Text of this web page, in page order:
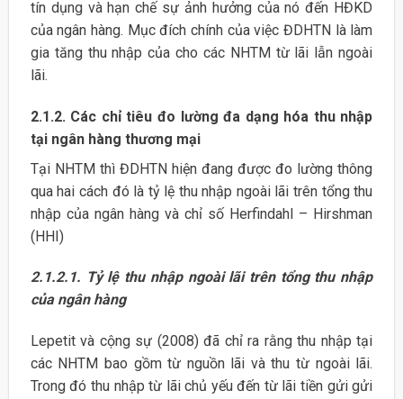
tín dụng và hạn chế sự ảnh hưởng của nó đến HĐKD
của ngân hàng. Mục đích chính của việc ĐDHTN là làm
gia tăng thu nhập của cho các NHTM từ lãi lẫn ngoài
lãi.
2.1.2. Các chỉ tiêu đo lường đa dạng hóa thu nhập
tại ngân hàng thương mại
Tại NHTM thì ĐDHTN hiện đang được đo lường thông
qua hai cách đó là tỷ lệ thu nhập ngoài lãi trên tổng thu
nhập của ngân hàng và chỉ số Herfindahl – Hirshman
(HHI)
2.1.2.1. Tỷ lệ thu nhập ngoài lãi trên tổng thu nhập
của ngân hàng
Lepetit và cộng sự (2008) đã chỉ ra rằng thu nhập tại
các NHTM bao gồm từ nguồn lãi và thu từ ngoài lãi.
Trong đó thu nhập từ lãi chủ yếu đến từ lãi tiền gửi gửi